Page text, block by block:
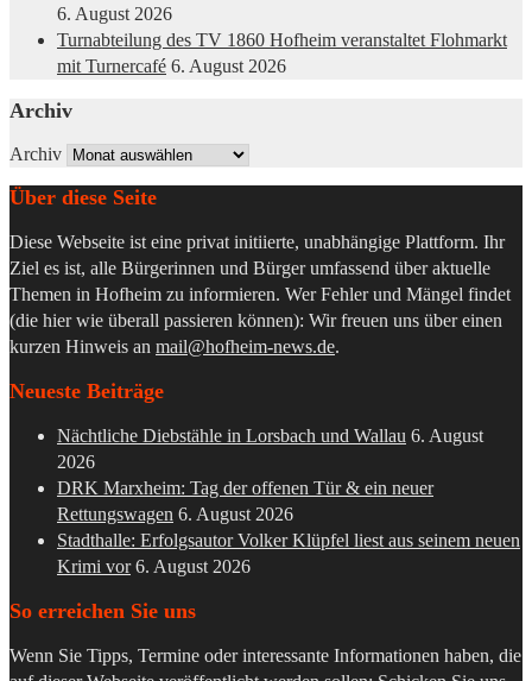
6. August 2026
Turnabteilung des TV 1860 Hofheim veranstaltet Flohmarkt
mit Turnercafé 6. August 2026
Archiv
Archiv
Über diese Seite
Diese Webseite ist eine privat initiierte, unabhängige Plattform. Ihr
Ziel es ist, alle Bürgerinnen und Bürger umfassend über aktuelle
Themen in Hofheim zu informieren. Wer Fehler und Mängel findet
(die hier wie überall passieren können): Wir freuen uns über einen
kurzen Hinweis an mail@hofheim-news.de.
Neueste Beiträge
Nächtliche Diebstähle in Lorsbach und Wallau 6. August
2026
DRK Marxheim: Tag der offenen Tür & ein neuer
Rettungswagen 6. August 2026
Stadthalle: Erfolgsautor Volker Klüpfel liest aus seinem neuen
Krimi vor 6. August 2026
So erreichen Sie uns
Wenn Sie Tipps, Termine oder interessante Informationen haben, die